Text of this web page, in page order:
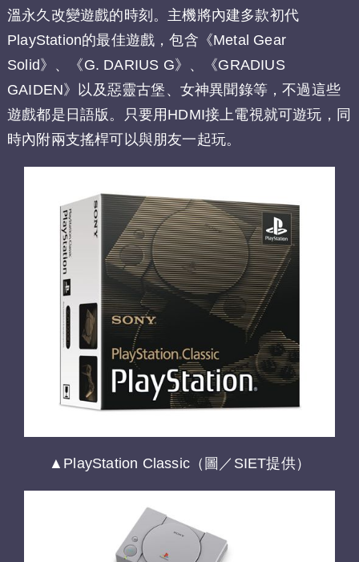
溫永久改變遊戲的時刻。主機將內建多款初代
PlayStation的最佳遊戲，包含《Metal Gear
Solid》、《G. DARIUS G》、《GRADIUS
GAIDEN》以及惡靈古堡、女神異聞錄等，不過這些
遊戲都是日語版。只要用HDMI接上電視就可遊玩，同
時內附兩支搖桿可以與朋友一起玩。
▲PlayStation Classic（圖／SIET提供）